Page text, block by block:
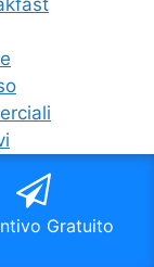
Gratuito